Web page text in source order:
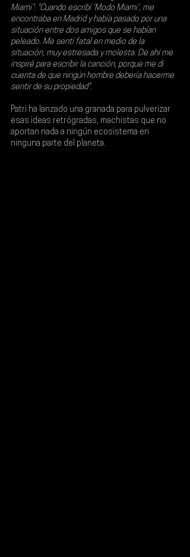
Miami”: "Cuando escribí 'Modo Miami', me
encontraba en Madrid y había pasado por una
situación entre dos amigos que se habían
peleado. Me sentí fatal en medio de la
situación, muy estresada y molesta. De ahí me
inspiré para escribir la canción, porque me di
cuenta de que ningún hombre debería hacerme
sentir de su propiedad".
Patri ha lanzado una granada para pulverizar
esas ideas retrógradas, machistas que no
aportan nada a ningún ecosistema en
ninguna parte del planeta.